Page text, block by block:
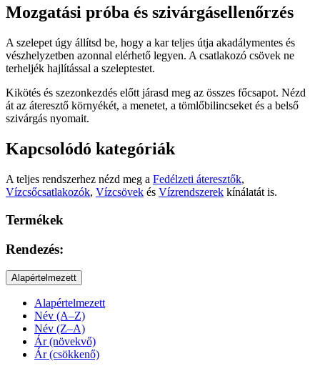
Mozgatási próba és szivárgásellenőrzés
A szelepet úgy állítsd be, hogy a kar teljes útja akadálymentes és
vészhelyzetben azonnal elérhető legyen. A csatlakozó csövek ne
terheljék hajlítással a szeleptestet.
Kikötés és szezonkezdés előtt járasd meg az összes főcsapot. Nézd
át az áteresztő környékét, a menetet, a tömlőbilincseket és a belső
szivárgás nyomait.
Kapcsolódó kategóriák
A teljes rendszerhez nézd meg a Fedélzeti áteresztők,
Vízcsőcsatlakozók, Vízcsövek és Vízrendszerek kínálatát is.
Termékek
Rendezés:
Alapértelmezett
Alapértelmezett
Név (A–Z)
Név (Z–A)
Ár (növekvő)
Ár (csökkenő)